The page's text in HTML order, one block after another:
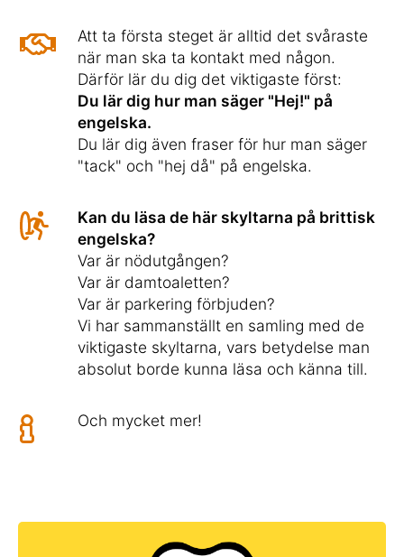
Att ta första steget är alltid det svåraste
när man ska ta kontakt med någon.
Därför lär du dig det viktigaste först:
Du lär dig hur man säger "Hej!" på
engelska.
Du lär dig även fraser för hur man säger
"tack" och "hej då" på engelska.
Kan du läsa de här skyltarna på brittisk
engelska?
Var är nödutgången?
Var är damtoaletten?
Var är parkering förbjuden?
Vi har sammanställt en samling med de
viktigaste skyltarna, vars betydelse man
absolut borde kunna läsa och känna till.
Och mycket mer!